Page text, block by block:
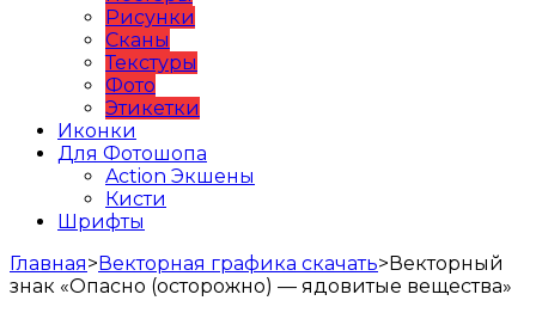
Рисунки
Сканы
Текстуры
Фото
Этикетки
Иконки
Для Фотошопа
Action Экшены
Кисти
Шрифты
Главная>Векторная графика скачать>Векторный
знак «Опасно (осторожно) — ядовитые вещества»